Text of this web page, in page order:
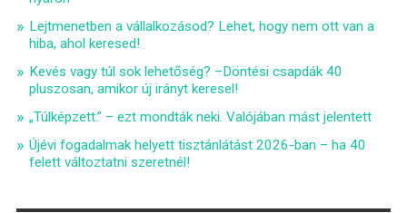
Lejtmenetben a vállalkozásod? Lehet, hogy nem ott van a
hiba, ahol keresed!
Kevés vagy túl sok lehetőség? –Döntési csapdák 40
pluszosan, amikor új irányt keresel!
„Túlképzett.” – ezt mondták neki. Valójában mást jelentett
Újévi fogadalmak helyett tisztánlátást 2026-ban – ha 40
felett változtatni szeretnél!